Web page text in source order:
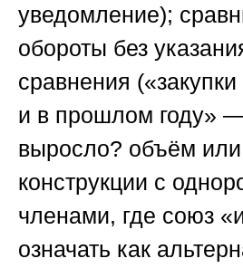
уведомление);
обороты без
сравнения
и в прошлом году»
выросло? объём
конструкции с
членами, где союз
означать как